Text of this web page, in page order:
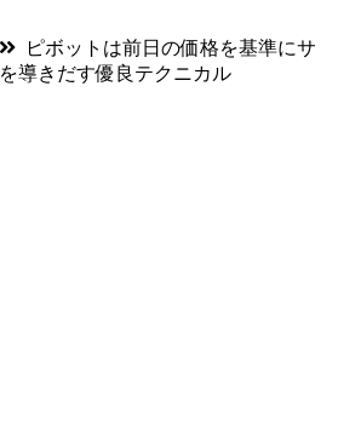
ピボットは前日の価格を基準にサ
導きだす優良テクニカル